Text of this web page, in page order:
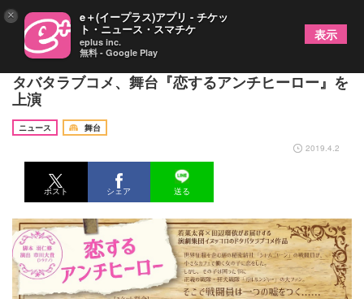
若菜太喜、田辺留依出演で演劇集団イヌッコロのド
タバタラブコメ、舞台『恋するアンチヒーロー』を
上演
ニュース
舞台
2019.4.2
ポスト シェア 送る
× e＋(イープラス)アプリ - チケッ
ト・ニュース・スマチケ
eplus inc.
無料 - Google Play
表示